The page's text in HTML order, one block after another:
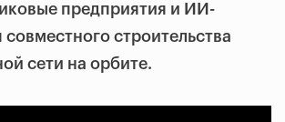
предприятия и ИИ-
строительства
сети на орбите.